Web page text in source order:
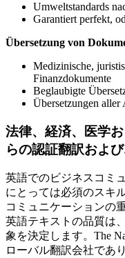
Umweltstandards
Garantiert perfekt,
Übersetzung von
Medizinische,
Finanzdokumente
Beglaubigte
Übersetzungen aller
法律、経済、医学
らの認証翻訳およ
英語でのビジネスコミ
にとっては必須のスキ
コミュニケーションの
英語テキストの品質は
象を決定します。The
ローバル翻訳会社であ